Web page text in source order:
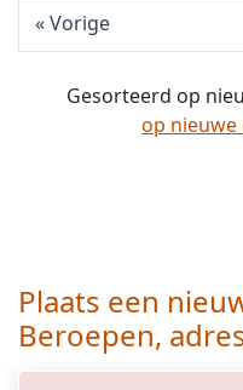
Vorige
Gesorteerd op
op nieuwe
Plaats een
Beroepen,